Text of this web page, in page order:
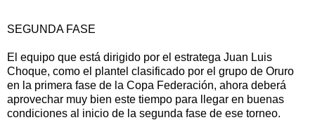
SEGUNDA FASE
El equipo que está dirigido por el estratega Juan Luis
Choque, como el plantel clasificado por el grupo de Oruro
en la primera fase de la Copa Federación, ahora deberá
aprovechar muy bien este tiempo para llegar en buenas
condiciones al inicio de la segunda fase de ese torneo.